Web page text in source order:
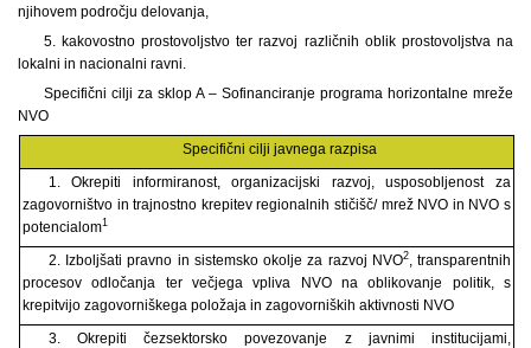
njihovem področju delovanja,
5. kakovostno prostovoljstvo ter razvoj različnih oblik prostovoljstva na
lokalni in nacionalni ravni.
Specifični cilji za sklop A – Sofinanciranje programa horizontalne mreže
NVO
Specifični cilji javnega razpisa
1. Okrepiti informiranost, organizacijski razvoj, usposobljenost za
zagovorništvo in trajnostno krepitev regionalnih stičišč/ mrež NVO in NVO s
potencialom1
2. Izboljšati pravno in sistemsko okolje za razvoj NVO2, transparentnih
procesov odločanja ter večjega vpliva NVO na oblikovanje politik, s
krepitvijo zagovorniškega položaja in zagovorniških aktivnosti NVO
3. Okrepiti čezsektorsko povezovanje z javnimi institucijami,